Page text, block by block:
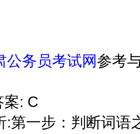
公务员考试网参考
: C
一步：判断词语